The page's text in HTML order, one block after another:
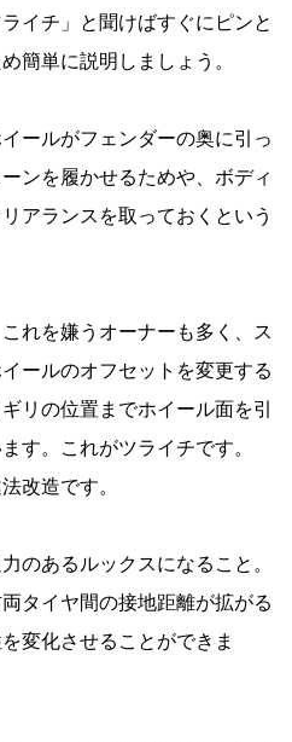
イチ」と聞けばすぐにピンと
簡単に説明しましょう。
ールがフェンダーの奥に引っ
ンを履かせるためや、ボディ
アランスを取っておくという
れを嫌うオーナーも多く、ス
ールのオフセットを変更する
リの位置までホイール面を引
す。これがツライチです。
改造です。
のあるルックスになること。
タイヤ間の接地距離が拡がる
変化させることができま